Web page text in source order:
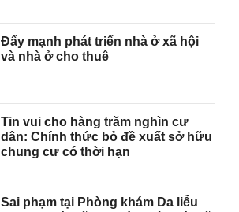
Đẩy mạnh phát triển nhà ở xã hội
và nhà ở cho thuê
Tin vui cho hàng trăm nghìn cư
dân: Chính thức bỏ đề xuất sở hữu
chung cư có thời hạn
Sai phạm tại Phòng khám Da liễu